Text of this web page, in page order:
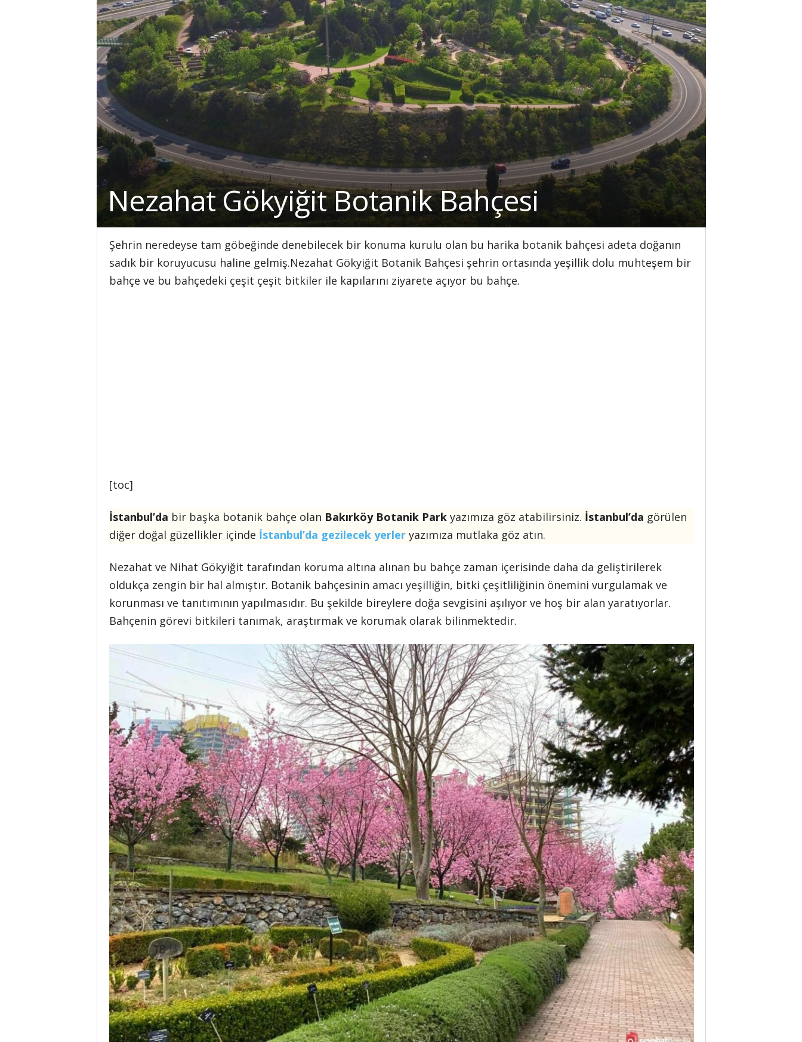
Nezahat Gökyiğit Botanik Bahçesi
Şehrin neredeyse tam göbeğinde denebilecek bir konuma kurulu olan bu harika botanik bahçesi adeta doğanın
sadık bir koruyucusu haline gelmiş.Nezahat Gökyiğit Botanik Bahçesi şehrin ortasında yeşillik dolu muhteşem bir
bahçe ve bu bahçedeki çeşit çeşit bitkiler ile kapılarını ziyarete açıyor bu bahçe.
[toc]
İstanbul’da bir başka botanik bahçe olan Bakırköy Botanik Parkyazımıza göz atabilirsiniz. İstanbul’da görülen
diğer doğal güzellikler içinde İstanbul’da gezilecek yerleryazımıza mutlaka göz atın.
Nezahat ve Nihat Gökyiğit tarafından koruma altına alınan bu bahçe zaman içerisinde daha da geliştirilerek
oldukça zengin bir hal almıştır. Botanik bahçesinin amacı yeşilliğin, bitki çeşitliliğinin önemini vurgulamak ve
korunması ve tanıtımının yapılmasıdır. Bu şekilde bireylere doğa sevgisini aşılıyor ve hoş bir alan yaratıyorlar.
Bahçenin görevi bitkileri tanımak, araştırmak ve korumak olarak bilinmektedir.